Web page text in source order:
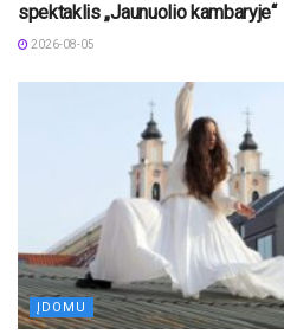
spektaklis „Jaunuolio kambaryje“
2026-08-05
ĮDOMU